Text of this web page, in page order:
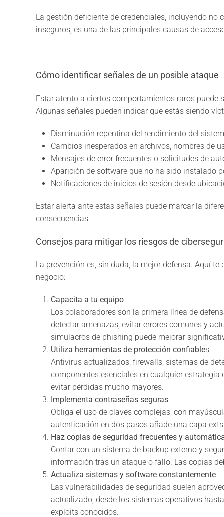
La gestión deficiente de credenciales, incluyendo
inseguros, es una de las principales causas de
Cómo identificar señales de un posible ataque
Estar atento a ciertos comportamientos raros puede
Algunas señales pueden indicar que estás siendo
Disminución repentina del rendimiento del
Cambios inesperados en archivos, nombres de
Mensajes de error frecuentes o solicitudes de
Aparición de software que no ha sido instalado
Notificaciones de inicios de sesión desde
Estar alerta ante estas señales puede marcar la
consecuencias.
Consejos para mitigar los riesgos de
La prevención es, sin duda, la mejor defensa. Aquí
negocio:
Capacita a tu equipo
Los colaboradores son la primera línea de
detectar amenazas, evitar errores comunes y
simulacros de phishing puede mejorar
Utiliza herramientas de protección confiables
Antivirus actualizados, firewalls, sistemas de
componentes esenciales en cualquier
evitar pérdidas mucho mayores.
Implementa contraseñas seguras
Obliga el uso de claves complejas, con
autenticación en dos pasos añade una capa
Haz copias de seguridad frecuentes y
Contar con un sistema de backup externo y
información tras un ataque o fallo. Las copias
Actualiza sistemas y software constantemente
Las vulnerabilidades de seguridad suelen
actualizado, desde los sistemas operativos
exploits conocidos.